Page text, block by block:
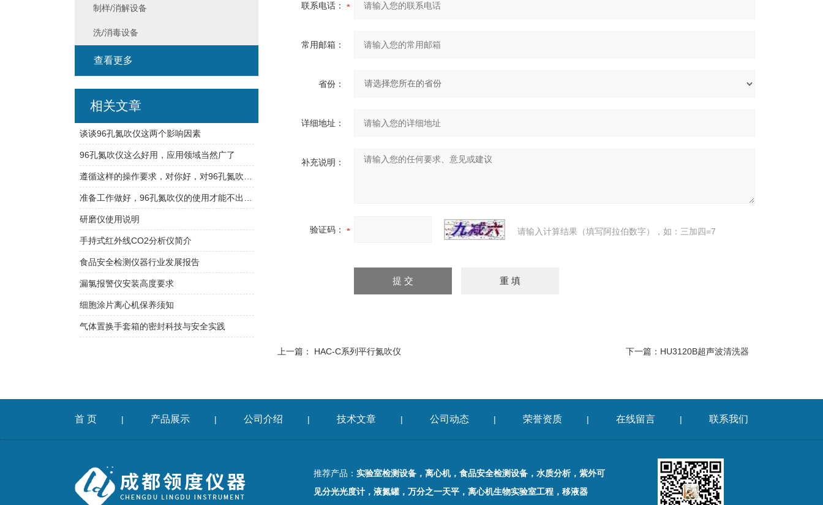
联系电话：
常用邮箱：
省份：
详细地址：
补充说明：
验证码： 请输入计算结果（填写阿拉伯数字），如：三加四=7
上一篇： HAC-C系列平行氮吹仪 下一篇： HU3120B超声波清洗器
制样/消解设备
洗/消毒设备
查看更多
相关文章
谈谈96孔氮吹仪这两个影响因素
96孔氮吹仪这么好用，应用领域当然广了
研磨仪使用说明
手持式红外线CO2分析仪简介
食品安全检测仪器行业发展报告
漏氯报警仪安装高度要求
细胞涂片离心机保养须知
气体置换手套箱的密封科技与安全实践
首 页 | 产品展示 | 公司介绍 | 技术文章 | 公司动态 | 荣誉资质 | 在线留言 | 联系我们
推荐产品： 实验室检测设备，离心机，食品安全检测设备，水质分析，紫外可
见分光光度计，液氮罐，万分之一天平，离心机生物实验室工程，移液器